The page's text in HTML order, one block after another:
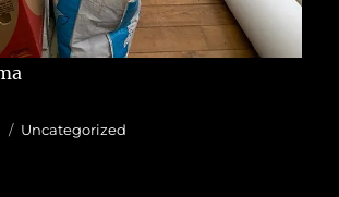
Categorieën
Uncategorized